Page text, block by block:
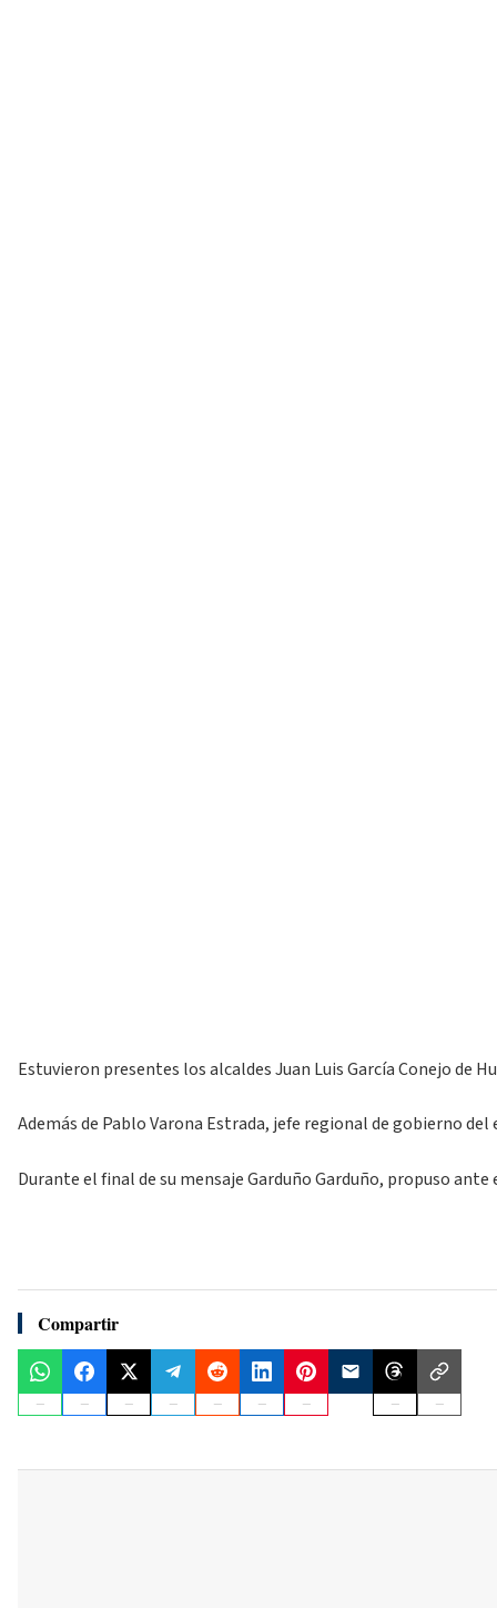
Estuvieron presentes los alcaldes Juan Luis García Conejo de
Además de Pablo Varona Estrada, jefe regional de gobierno
Durante el final de su mensaje Garduño Garduño, propuso
Compartir